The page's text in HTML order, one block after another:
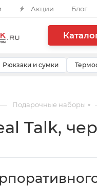
Акции Блог
Рюкзаки и сумки
— Подарочные наборы
Talk,